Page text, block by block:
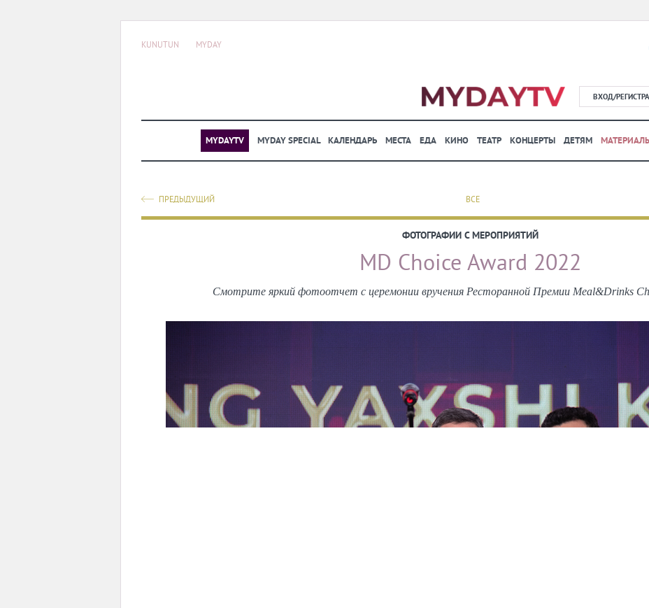
KUNUTUN MYDAY
ВХОД/
MYDAYTV MYDAY SPECIAL КАЛЕНДАРЬ МЕСТА ЕДА КИНО ТЕАТР КОНЦЕРТЫ ДЕТЯМ
ВСЕ
ПРЕДЫДУЩИЙ
ФОТОГРАФИИ С МЕРОПРИЯТИЙ
MD Choice Award 2022
Смотрите яркий фотоотчет с церемонии вручения Ресторанной Премии Meal&Drinks